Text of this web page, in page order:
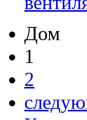
Дом
1
2